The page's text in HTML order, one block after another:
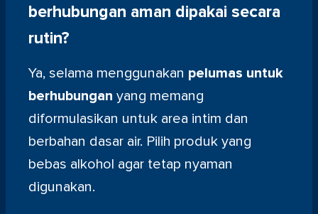
berhubungan aman dipakai secara
rutin?
Ya, selama menggunakan pelumas untuk
berhubungan yang memang
diformulasikan untuk area intim dan
berbahan dasar air. Pilih produk yang
bebas alkohol agar tetap nyaman
digunakan.